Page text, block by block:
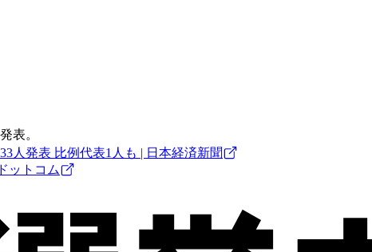
表。
人発表 比例代表1人も | 日本経済新聞
ットコム